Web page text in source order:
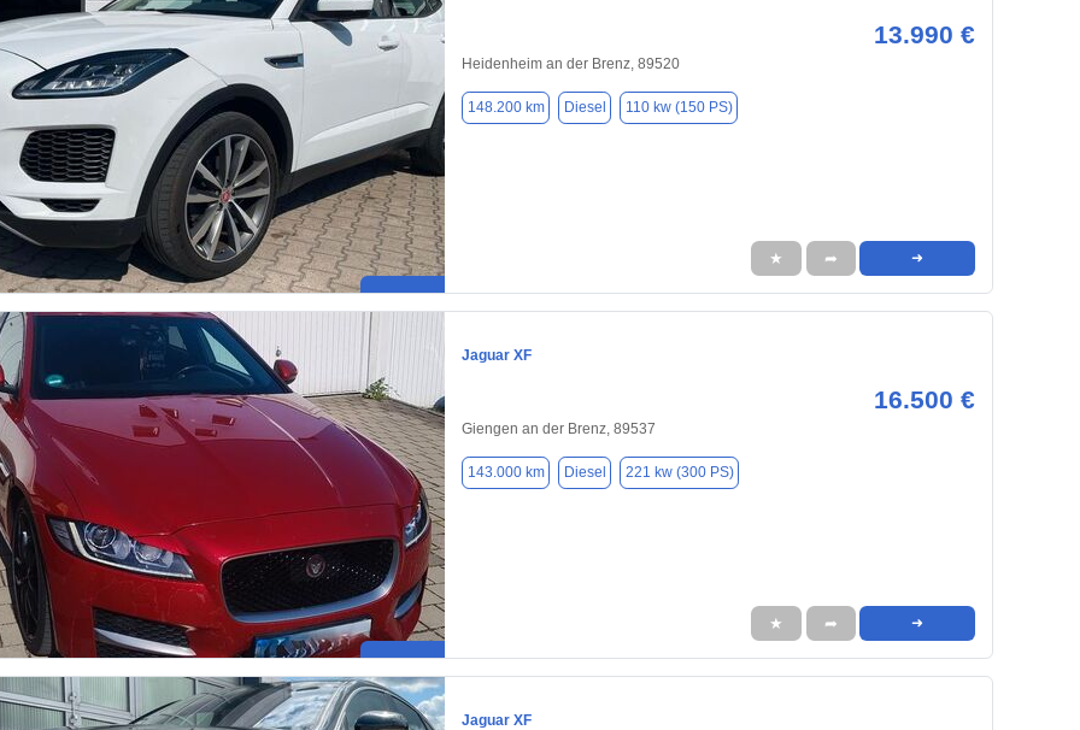
13.990 €
Heidenheim an der Brenz, 89520
148.200 km Diesel 110 kw (150 PS)
★ ➦ ➜
Jaguar XF
16.500 €
Giengen an der Brenz, 89537
143.000 km Diesel 221 kw (300 PS)
★ ➦ ➜
Jaguar XF